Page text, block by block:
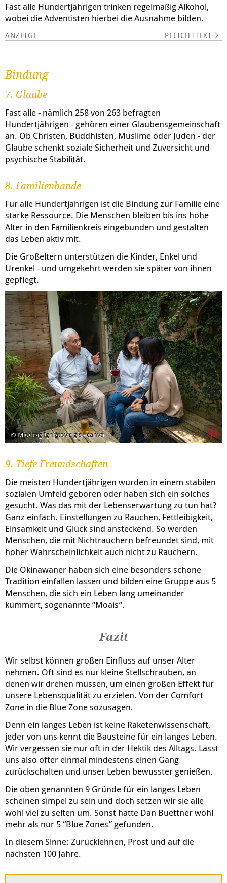
Fast alle Hundertjährigen trinken regelmäßig Alkohol,
wobei die Adventisten hierbei die Ausnahme bilden.
PFLICHTTEXT
Bindung
7. Glaube
Fast alle - nämlich 258 von 263 befragten
Hundertjährigen - gehören einer Glaubensgemeinschaft
an. Ob Christen, Buddhisten, Muslime oder Juden - der
Glaube schenkt soziale Sicherheit und Zuversicht und
psychische Stabilität.
8. Familienbande
Für alle Hundertjährigen ist die Bindung zur Familie eine
starke Ressource. Die Menschen bleiben bis ins hohe
Alter in den Familienkreis eingebunden und gestalten
das Leben aktiv mit.
Die Großeltern unterstützen die Kinder, Enkel und
Urenkel - und umgekehrt werden sie später von ihnen
gepflegt.
© Miodrag Ignjatovic gis - canva
9. Tiefe Freundschaften
Die meisten Hundertjährigen wurden in einem stabilen
sozialen Umfeld geboren oder haben sich ein solches
gesucht. Was das mit der Lebenserwartung zu tun hat?
Ganz einfach. Einstellungen zu Rauchen, Fettleibigkeit,
Einsamkeit und Glück sind ansteckend. So werden
Menschen, die mit Nichtrauchern befreundet sind, mit
hoher Wahrscheinlichkeit auch nicht zu Rauchern.
Die Okinawaner haben sich eine besonders schöne
Tradition einfallen lassen und bilden eine Gruppe aus 5
Menschen, die sich ein Leben lang umeinander
kümmert, sogenannte “Moais”.
Fazit
Wir selbst können großen Einfluss auf unser Alter
nehmen. Oft sind es nur kleine Stellschrauben, an
denen wir drehen müssen, um einen großen Effekt für
unsere Lebensqualität zu erzielen. Von der Comfort
Zone in die Blue Zone sozusagen.
Denn ein langes Leben ist keine Raketenwissenschaft,
jeder von uns kennt die Bausteine für ein langes Leben.
Wir vergessen sie nur oft in der Hektik des Alltags. Lasst
uns also öfter einmal mindestens einen Gang
zurückschalten und unser Leben bewusster genießen.
Die oben genannten 9 Gründe für ein langes Leben
scheinen simpel zu sein und doch setzen wir sie alle
wohl viel zu selten um. Sonst hätte Dan Buettner wohl
mehr als nur 5 “Blue Zones” gefunden.
In diesem Sinne: Zurücklehnen, Prost und auf die
nächsten 100 Jahre.